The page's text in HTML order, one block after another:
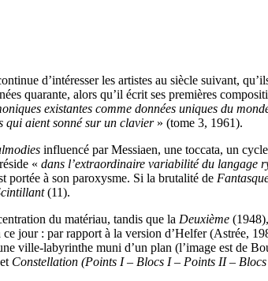
d’intéresser les artistes au siècle suivant,
quarante, alors qu’il écrit ses premières
existantes comme données uniques du
qui aient sonné sur un clavier» (tome 3, 1961).
influencé par Messiaen, une toccata, un
« dans l’extraordinaire variabilité du langage
portée à son paroxysme. Si la brutalité de
(11).
du matériau, tandis que la Deuxième
jour : par rapport à la version d’Helfer (Astrée,
ville-labyrinthe muni d’un plan (l’image est de
et Constellation (Points I – Blocs I – Points II –